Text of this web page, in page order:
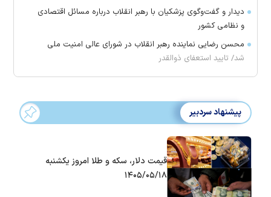
دیدار و گفت‌وگوی پزشکیان با رهبر انقلاب درباره مسائل اقتصادی
و نظامی کشور
محسن رضایی نماینده رهبر انقلاب در شورای عالی امنیت ملی
شد/ تایید استعفای ذوالقدر
پیشنهاد سردبیر
قیمت دلار، سکه و طلا امروز یکشنبه
۱۴۰۵/۰۵/۱۸